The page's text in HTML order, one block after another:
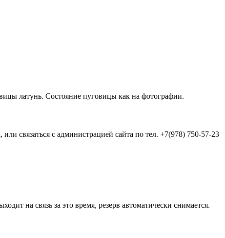
латунь. Состояние пуговицы как на фотографии.
связаться с администрацией сайта по тел. +7(978) 750-57-23
на связь за это время, резерв автоматически снимается.